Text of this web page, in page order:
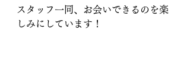
スタッフ一同、お会いできるのを楽
しみにしています！